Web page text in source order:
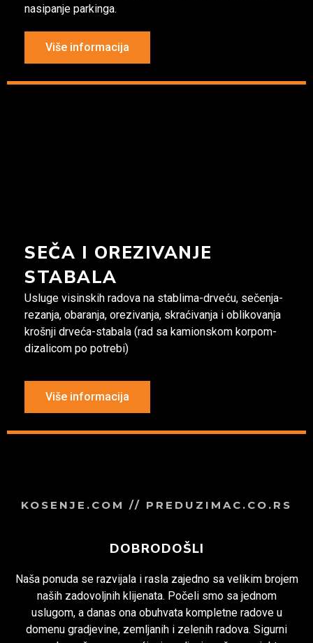
nasipanje parkinga.
Više informacija
SEČA I OREZIVANJE
STABALA
Usluge visinskih radova na stablima-drveću, sečenja-
rezanja, obaranja, orezivanja, skraćivanja i oblikovanja
krošnji drveća-stabala (rad sa kamionskom korpom-
dizalicom po potrebi)
Više informacija
KOSENJE.COM // PREDUZIMAC.CO.RS
DOBRODOŠLI
Naša ponuda se razvijala i rasla zajedno sa velikim brojem
naših zadovoljnih klijenata. Počeli smo sa jednom
uslugom, a danas ona obuhvata kompletne radove u
domenu gradjevine, zemljanih i zelenih radova. Sigurni